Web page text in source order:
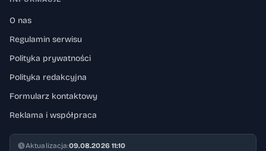
O nas
Regulamin serwisu
Polityka prywatności
Polityka redakcyjna
Formularz kontaktowy
Reklama i współpraca
Aktualizacja:09.08.2026 11:10